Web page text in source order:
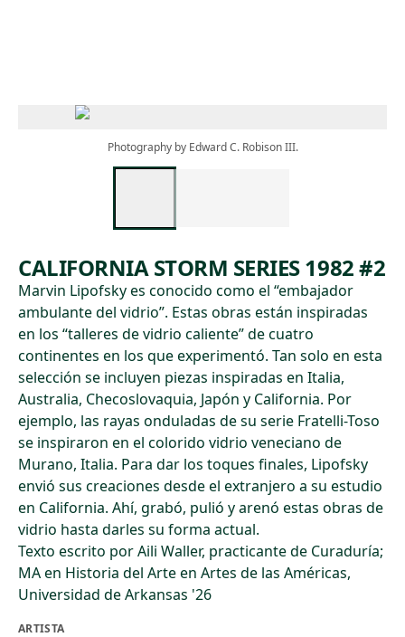
Photography by Edward C. Robison III.
CALIFORNIA STORM SERIES 1982 #2
Marvin Lipofsky es conocido como el “embajador
ambulante del vidrio”. Estas obras están inspiradas
en los “talleres de vidrio caliente” de cuatro
continentes en los que experimentó. Tan solo en esta
selección se incluyen piezas inspiradas en Italia,
Australia, Checoslovaquia, Japón y California. Por
ejemplo, las rayas onduladas de su serie Fratelli-Toso
se inspiraron en el colorido vidrio veneciano de
Murano, Italia. Para dar los toques finales, Lipofsky
envió sus creaciones desde el extranjero a su estudio
en California. Ahí, grabó, pulió y arenó estas obras de
vidrio hasta darles su forma actual.
Texto escrito por Aili Waller, practicante de Curaduría;
MA en Historia del Arte en Artes de las Américas,
Universidad de Arkansas '26
ARTISTA